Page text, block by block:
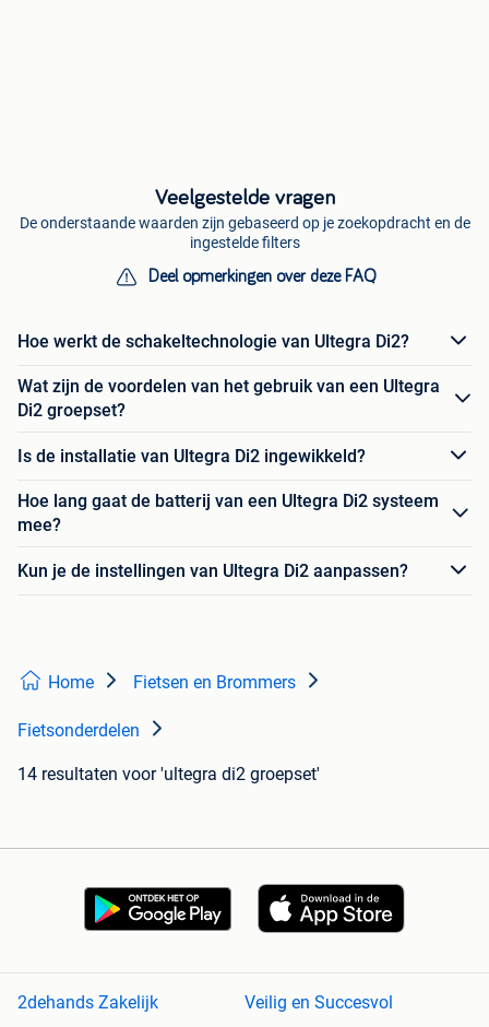
Veelgestelde vragen
De onderstaande waarden zijn gebaseerd op je zoekopdracht en de
ingestelde filters
Deel opmerkingen over deze FAQ
Hoe werkt de schakeltechnologie van Ultegra Di2?
Wat zijn de voordelen van het gebruik van een Ultegra
Di2 groepset?
Is de installatie van Ultegra Di2 ingewikkeld?
Hoe lang gaat de batterij van een Ultegra Di2 systeem
mee?
Kun je de instellingen van Ultegra Di2 aanpassen?
Home Fietsen en Brommers
Fietsonderdelen
14 resultaten voor 'ultegra di2 groepset'
2dehands Zakelijk Veilig en Succesvol